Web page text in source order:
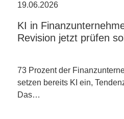
19.06.2026
KI in
Revision jetzt prüfen
73 Prozent der
setzen bereits KI ein,
Das…